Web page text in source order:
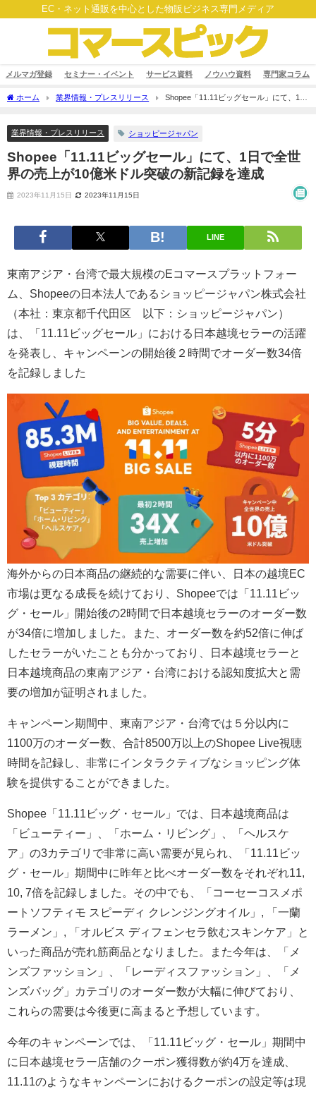
EC・ネット通販を中心とした物販ビジネス専門メディア
メルマガ登録 セミナー・イベント サービス資料 ノウハウ資料 専門家コラム
ホーム 業界情報・プレスリリース
Shopee「11.11ビッグセール」にて、1日
業界情報・プレスリリース ショッピージャパン
Shopee「11.11ビッグセール」にて、1日で全世
界の売上が10億米ドル突破の新記録を達成
2023年11月15日 2023年11月15日
LINE
東南アジア・台湾で最大規模のEコマースプラットフォー
ム、Shopeeの日本法人であるショッピージャパン株式会社
（本社：東京都千代田区 以下：ショッピージャパン）
は、「11.11ビッグセール」における日本越境セラーの活躍
を発表し、キャンペーンの開始後２時間でオーダー数34倍
を記録しました
海外からの日本商品の継続的な需要に伴い、日本の越境EC
市場は更なる成長を続けており、Shopeeでは「11.11ビッ
グ・セール」開始後の2時間で日本越境セラーのオーダー数
が34倍に増加しました。また、オーダー数を約52倍に伸ば
したセラーがいたことも分かっており、日本越境セラーと
日本越境商品の東南アジア・台湾における認知度拡大と需
要の増加が証明されました。
キャンペーン期間中、東南アジア・台湾では５分以内に
1100万のオーダー数、合計8500万以上のShopee Live視聴
時間を記録し、非常にインタラクティブなショッピング体
験を提供することができました。
Shopee「11.11ビッグ・セール」では、日本越境商品は
「ビューティー」、「ホーム・リビング」、「ヘルスケ
ア」の3カテゴリで非常に高い需要が見られ、「11.11ビッ
グ・セール」期間中に昨年と比べオーダー数をそれぞれ11,
10, 7倍を記録しました。その中でも、「コーセーコスメポ
ートソフティモ スピーディ クレンジングオイル」, 「一蘭
ラーメン」, 「オルビス ディフェンセラ飲むスキンケア」と
いった商品が売れ筋商品となりました。また今年は、「メ
ンズファッション」、「レーディスファッション」、「メ
ンズバッグ」カテゴリのオーダー数が大幅に伸びており、
これらの需要は今後更に高まると予想しています。
今年のキャンペーンでは、「11.11ビッグ・セール」期間中
に日本越境セラー店舗のクーポン獲得数が約4万を達成、
11.11のようなキャンペーンにおけるクーポンの設定等は現